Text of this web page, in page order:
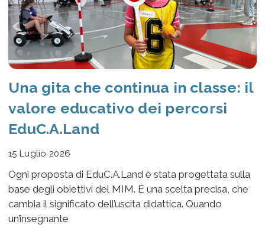
Una gita che continua in classe: il
valore educativo dei percorsi
EduC.A.Land
15 Luglio 2026
Ogni proposta di EduC.A.Land è stata progettata sulla
base degli obiettivi del MIM. È una scelta precisa, che
cambia il significato dell’uscita didattica. Quando
un’insegnante